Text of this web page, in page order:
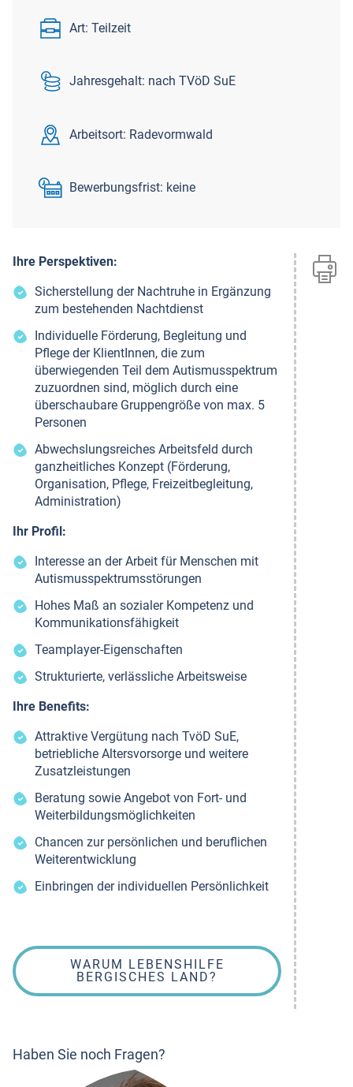
Art: Teilzeit
Jahresgehalt: nach TVöD SuE
Arbeitsort: Radevormwald
Bewerbungsfrist: keine
Ihre Perspektiven:
Sicherstellung der Nachtruhe in Ergänzung
zum bestehenden Nachtdienst
Individuelle Förderung, Begleitung und
Pflege der KlientInnen, die zum
überwiegenden Teil dem Autismusspektrum
zuzuordnen sind, möglich durch eine
überschaubare Gruppengröße von max. 5
Personen
Abwechslungsreiches Arbeitsfeld durch
ganzheitliches Konzept (Förderung,
Organisation, Pflege, Freizeitbegleitung,
Administration)
Ihr Profil:
Interesse an der Arbeit für Menschen mit
Autismusspektrumsstörungen
Hohes Maß an sozialer Kompetenz und
Kommunikationsfähigkeit
Teamplayer-Eigenschaften
Strukturierte, verlässliche Arbeitsweise
Ihre Benefits:
Attraktive Vergütung nach TvöD SuE,
betriebliche Altersvorsorge und weitere
Zusatzleistungen
Beratung sowie Angebot von Fort- und
Weiterbildungsmöglichkeiten
Chancen zur persönlichen und beruflichen
Weiterentwicklung
Einbringen der individuellen Persönlichkeit
WARUM LEBENSHILFE
BERGISCHES LAND?
Haben Sie noch Fragen?